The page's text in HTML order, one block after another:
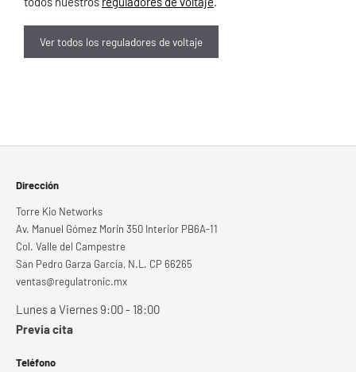
Ver todos los reguladores de voltaje
Dirección
Torre Kio Networks
Av. Manuel Gómez Morin 350 Interior PB6A-11
Col. Valle del Campestre
San Pedro Garza García, N.L. CP 66265
ventas@regulatronic.mx
Lunes a Viernes 9:00 - 18:00
Previa cita
Teléfono